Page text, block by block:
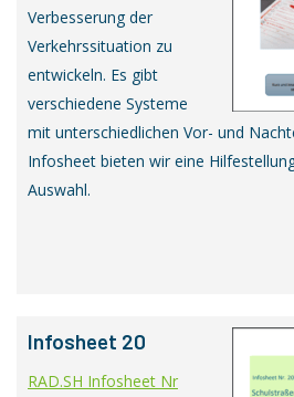
Verbesserung der
Verkehrssituation zu
entwickeln. Es gibt
verschiedene Systeme
mit unterschiedlichen Vor- und
Infosheet bieten wir eine
Auswahl.
Infosheet 20
RAD.SH Infosheet Nr